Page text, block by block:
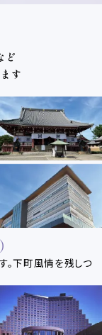
ど
す
。下町風情を残しつ